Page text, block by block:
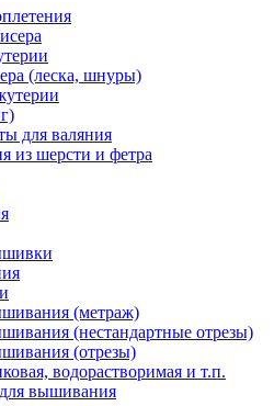
(леска, шнуры)
для валяния
из шерсти и фетра
(метраж)
(нестандартные отрезы)
(отрезы)
водорастворимая и т.п.
вышивания